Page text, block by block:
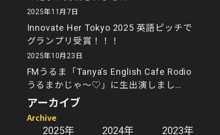
2025年11月7日
Innovate Her Tokyo 2025 英語ピッチで
グランプリ受賞！！！
2025年10月23日
FMうるま「Tanya’s English Cafe Rodio
うるまかじゃ～♡」に生出演しまし
た！
アーカイブ
Archive
2025年
2024年 2023年